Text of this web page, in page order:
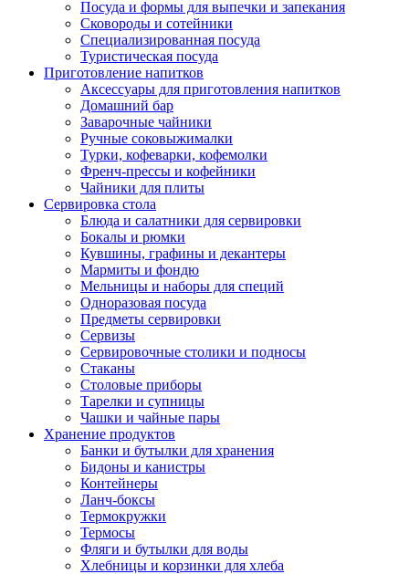
Посуда и формы для выпечки и запекания
Сковороды и сотейники
Специализированная посуда
Туристическая посуда
Приготовление напитков
Аксессуары для приготовления напитков
Домашний бар
Заварочные чайники
Ручные соковыжималки
Турки, кофеварки, кофемолки
Френч-прессы и кофейники
Чайники для плиты
Сервировка стола
Блюда и салатники для сервировки
Бокалы и рюмки
Кувшины, графины и декантеры
Мармиты и фондю
Мельницы и наборы для специй
Одноразовая посуда
Предметы сервировки
Сервизы
Сервировочные столики и подносы
Стаканы
Столовые приборы
Тарелки и супницы
Чашки и чайные пары
Хранение продуктов
Банки и бутылки для хранения
Бидоны и канистры
Контейнеры
Ланч-боксы
Термокружки
Термосы
Фляги и бутылки для воды
Хлебницы и корзинки для хлеба